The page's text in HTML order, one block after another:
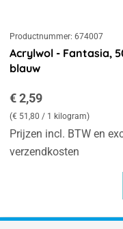
Productnummer: 674007
Acrylwol - Fantasia,
blauw
Normale prijs:
€ 2,59
(€ 51,80 / 1 kilogram)
Prijzen incl. BTW en
verzendkosten